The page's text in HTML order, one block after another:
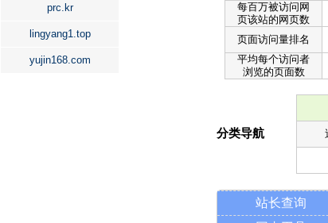
prc.kr
lingyang1.top
yujin168.com
每百万被访问网
页该站的网页数
页面访问量排名
平均每个访问者
浏览的页面数
分类导航
站长查询